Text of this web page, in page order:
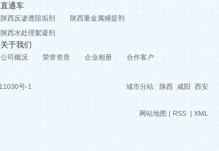
直通车
陕西反渗透阻垢剂
陕西重金属捕捉剂
陕西水处理絮凝剂
关于我们
公司概况 荣誉资质 企业相册 合作客户
号-1 城市分站: 陕西 咸阳 西安
网站地图 | RSS | XML